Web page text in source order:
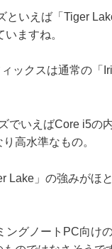
といえば「Tiger
ますね。
ックスは通常の「
でいえばCore i5の
高水準なもの。
Lake」の強みがほ
グノートPC向け